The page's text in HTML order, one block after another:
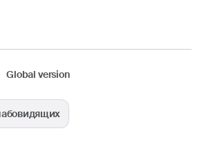
Global version